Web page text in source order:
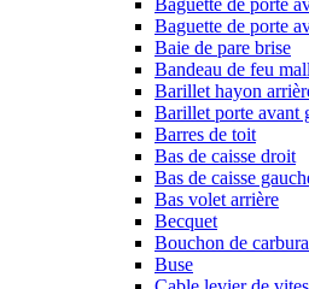
Baguette de porte
Baguette de porte
Baie de pare brise
Bandeau de feu
Barillet hayon
Barillet porte avant
Barres de toit
Bas de caisse droit
Bas de caisse
Bas volet arrière
Becquet
Bouchon de
Buse